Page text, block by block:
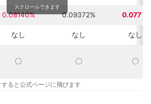
0.08140% 0.09372% 0.077％
なし なし なし
〇 〇 〇
スクロールできます
ると公式ページに飛びます